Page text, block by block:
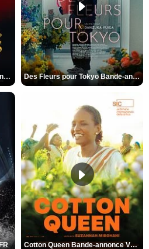
Les Silences de Riyad Bande-annonce VO STFR Des Fleurs pour Tokyo Bande-annonce VO STFR
Cotton Queen Bande-annonce VO STFR